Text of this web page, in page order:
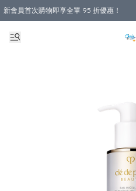
新會員首次購物即享全單 95 折優惠！
購物滿 HKD 800.00即享免運費優惠！（